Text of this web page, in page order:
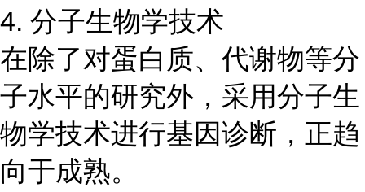
4. 分子生物学技术
在除了对蛋白质、代谢物等分
子水平的研究外，采用分子生
物学技术进行基因诊断，正趋
向于成熟。